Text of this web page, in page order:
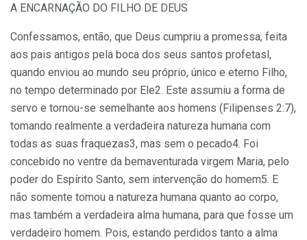
A ENCARNAÇÃO DO FILHO DE DEUS
Confessamos, então, que Deus cumpriu a promessa, feita
aos pais antigos pela boca dos seus santos profetasl,
quando enviou ao mundo seu próprio, único e eterno Filho,
no tempo determinado por Ele2. Este assumiu a forma de
servo e tornou-se semelhante aos homens (Filipenses 2:7),
tomando realmente a verdadeira natureza humana com
todas as suas fraquezas3, mas sem o pecado4. Foi
concebido no ventre da bemaventurada virgem Maria, pelo
poder do Espírito Santo, sem intervenção do homem5. E
não somente tomou a natureza humana quanto ao corpo,
mas também a verdadeira alma humana, para que fosse um
verdadeiro homem. Pois, estando perdidos tanto a alma